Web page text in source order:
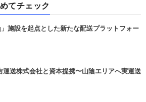
てチェック
施設を起点とした新たな配送プラットフォー
送株式会社と資本提携〜山陰エリアへ実運送